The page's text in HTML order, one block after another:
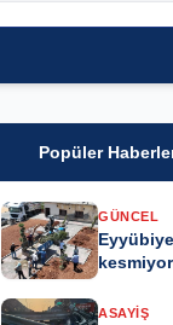
Popüler
GÜNCEL
kesmiyor
ASAYIŞ